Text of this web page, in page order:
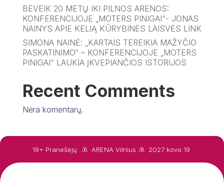
BEVEIK 20 METŲ IKI PILNOS ARENOS:
KONFERENCIJOJE „MOTERS PINIGAI“- JONAS
NAINYS APIE KELIĄ KŪRYBINĖS LAISVĖS LINK
SIMONA NAINĖ: „KARTAIS TEREIKIA MAŽYČIO
PASKATINIMO“ – KONFERENCIJOJE „MOTERS
PINIGAI“ LAUKIA ĮKVEPIANČIOS ISTORIJOS
Recent Comments
Nėra komentarų.
19+ Pranešėjų ARENA Vilnius 2027 kovo 19